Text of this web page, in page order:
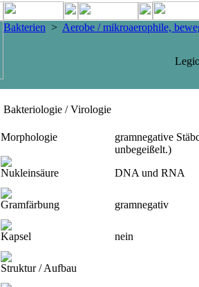
Bakterien > Aerobe / mikroaerophile,
Bakteriologie / Virologie
Morphologie
gramnegative
unbegeißelt.)
Nukleinsäure
DNA und RNA
Gramfärbung gramnegativ
Kapsel nein
Struktur / Aufbau